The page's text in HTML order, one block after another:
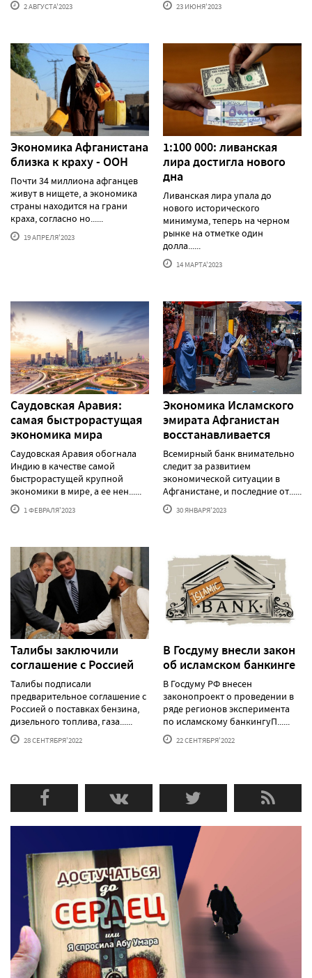
2 АВГУСТА'2023 23 ИЮНЯ'2023
Экономика Афганистана
близка к краху - ООН
Почти 34 миллиона афганцев
живут в нищете, а экономика
страны находится на грани
краха, согласно но......
19 АПРЕЛЯ'2023
1:100 000: ливанская
лира достигла нового
дна
Ливанская лира упала до
нового исторического
минимума, теперь на черном
рынке на отметке один
долла......
14 МАРТА'2023
Саудовская Аравия:
самая быстрорастущая
экономика мира
Саудовская Аравия обогнала
Индию в качестве самой
быстрорастущей крупной
экономики в мире, а ее нен......
1 ФЕВРАЛЯ'2023
Экономика Исламского
эмирата Афганистан
восстанавливается
Всемирный банк внимательно
следит за развитием
экономической ситуации в
Афганистане, и последние от......
30 ЯНВАРЯ'2023
Талибы заключили
соглашение с Россией
Талибы подписали
предварительное соглашение с
Россией о поставках бензина,
дизельного топлива, газа......
28 СЕНТЯБРЯ'2022
В Госдуму внесли закон
об исламском банкинге
В Госдуму РФ внесен
законопроект о проведении в
ряде регионов эксперимента
по исламскому банкингуП......
22 СЕНТЯБРЯ'2022